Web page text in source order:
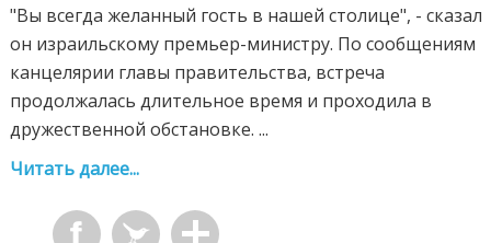
"Вы всегда желанный гость в нашей столице", - сказал
он израильскому премьер-министру. По сообщениям
канцелярии главы правительства, встреча
продолжалась длительное время и проходила в
дружественной обстановке. ...
Читать далее...